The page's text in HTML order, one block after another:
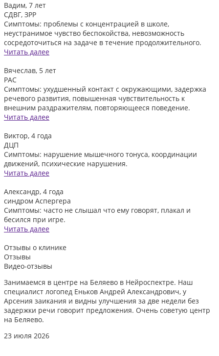
Вадим, 7 лет
СДВГ, ЗРР
Симптомы: проблемы с концентрацией в школе,
неустранимое чувство беспокойства, невозможность
сосредоточиться на задаче в течение продолжительного.
Читать далее
Вячеслав, 5 лет
РАС
Симптомы: ухудшенный контакт с окружающими, задержка
речевого развития, повышенная чувствительность к
внешним раздражителям, повторяющееся поведение.
Читать далее
Виктор, 4 года
ДЦП
Симптомы: нарушение мышечного тонуса, координации
движений, психические нарушения.
Читать далее
Александр, 4 года
синдром Аспергера
Симптомы: часто не слышал что ему говорят, плакал и
бесился при игре.
Читать далее
Отзывы о клинике
Отзывы
Видео-отзывы
Занимаемся в центре на Беляево в Нейроспектре. Наш
специалист логопед Еньков Андрей Александрович, у
Арсения заикания и видны улучшения за две недели без
задержки речи говорит предложения. Очень советую центр
на Беляево.
23 июля 2026